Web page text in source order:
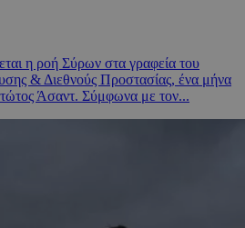
η ροή Σύρων στα γραφεία του
& Διεθνούς Προστασίας, ένα μήνα
Άσαντ. Σύμφωνα με τον...